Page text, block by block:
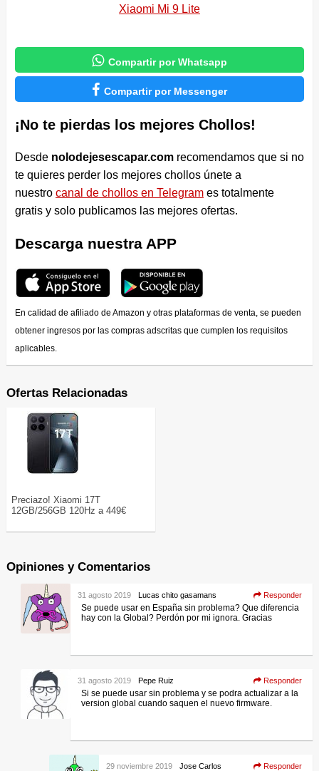
Xiaomi Mi 9 Lite
 Compartir por Whatsapp
 Compartir por Messenger
¡No te pierdas los mejores Chollos!
Desde nolodejesescapar.comrecomendamos que si no
te quieres perder los mejores chollos únete a
nuestro canal de chollos en Telegrames totalmente
gratis y solo publicamos las mejores ofertas.
Descarga nuestra APP
En calidad de afiliado de Amazon y otras plataformas de venta, se pueden
obtener ingresos por las compras adscritas que cumplen los requisitos
aplicables.
Ofertas Relacionadas
Preciazo! Xiaomi 17T
12GB/256GB 120Hz a 449€
Opiniones y Comentarios
Lucas chito gasamans
31 agosto 2019 Responder
Se puede usar en España sin problema? Que diferencia
hay con la Global? Perdón por mi ignora. Gracias
Pepe Ruiz
31 agosto 2019 Responder
Si se puede usar sin problema y se podra actualizar a la
version global cuando saquen el nuevo firmware.
Jose Carlos
29 noviembre 2019 Responder